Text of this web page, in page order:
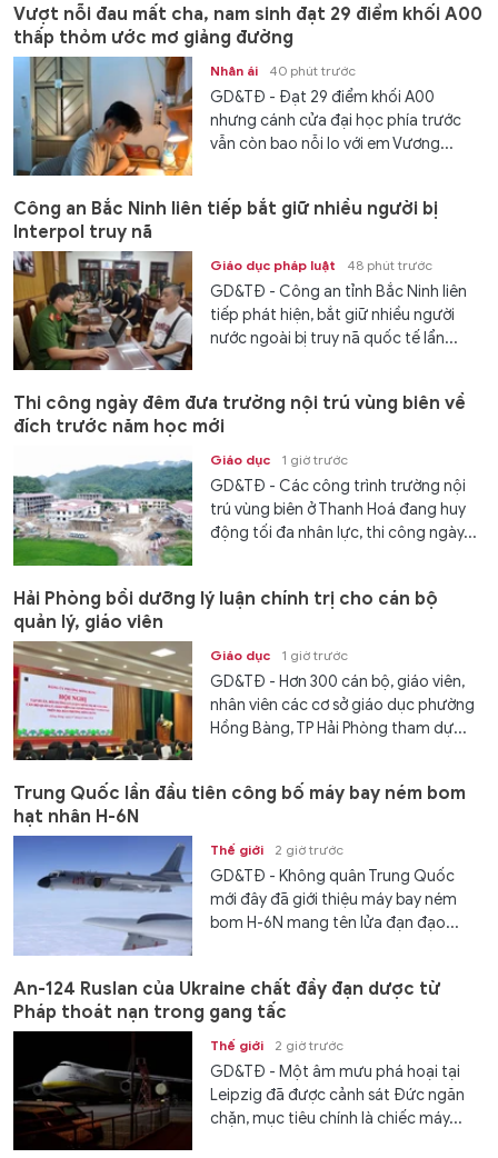
Vượt nỗi đau mất cha, nam sinh đạt 29 điểm khối A00
thấp thỏm ước mơ giảng đường
Nhân ái 40 phút trước
GD&TĐ - Đạt 29 điểm khối A00
nhưng cánh cửa đại học phía trước
vẫn còn bao nỗi lo với em Vương...
Công an Bắc Ninh liên tiếp bắt giữ nhiều người bị
Interpol truy nã
Giáo dục pháp luật 48 phút trước
GD&TĐ - Công an tỉnh Bắc Ninh liên
tiếp phát hiện, bắt giữ nhiều người
nước ngoài bị truy nã quốc tế lẩn...
Thi công ngày đêm đưa trường nội trú vùng biên về
đích trước năm học mới
Giáo dục 1 giờ trước
GD&TĐ - Các công trình trường nội
trú vùng biên ở Thanh Hoá đang huy
động tối đa nhân lực, thi công ngày...
Hải Phòng bồi dưỡng lý luận chính trị cho cán bộ
quản lý, giáo viên
Giáo dục 1 giờ trước
GD&TĐ - Hơn 300 cán bộ, giáo viên,
nhân viên các cơ sở giáo dục phường
Hồng Bàng, TP Hải Phòng tham dự...
Trung Quốc lần đầu tiên công bố máy bay ném bom
hạt nhân H-6N
Thế giới 2 giờ trước
GD&TĐ - Không quân Trung Quốc
mới đây đã giới thiệu máy bay ném
bom H-6N mang tên lửa đạn đạo...
An-124 Ruslan của Ukraine chất đầy đạn dược từ
Pháp thoát nạn trong gang tấc
Thế giới 2 giờ trước
GD&TĐ - Một âm mưu phá hoại tại
Leipzig đã được cảnh sát Đức ngăn
chặn, mục tiêu chính là chiếc máy...